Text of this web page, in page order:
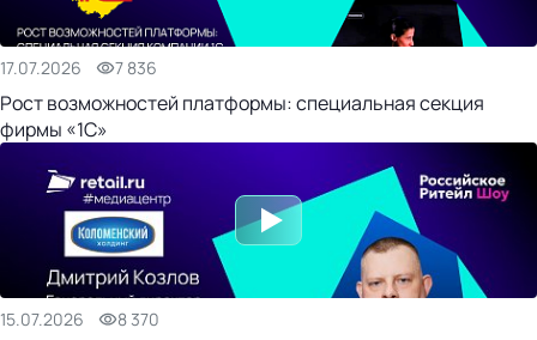
17.07.2026 7 836
Рост возможностей платформы: специальная секция
фирмы «1С»
15.07.2026 8 370